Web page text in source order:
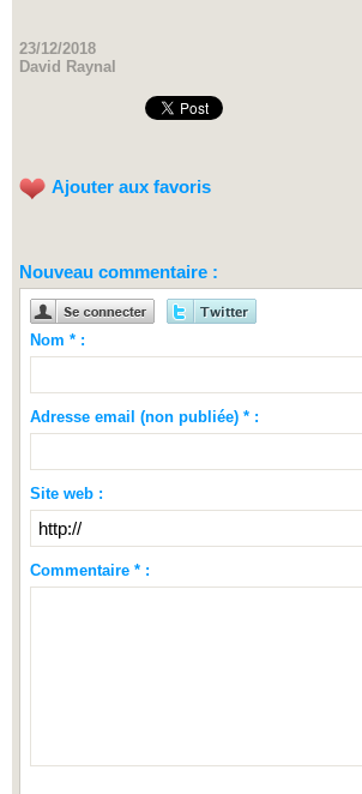
23/12/2018
David Raynal
Ajouter aux favoris
Nouveau commentaire :
Nom * :
Adresse email (non publiée) * :
Site web :
Commentaire * :